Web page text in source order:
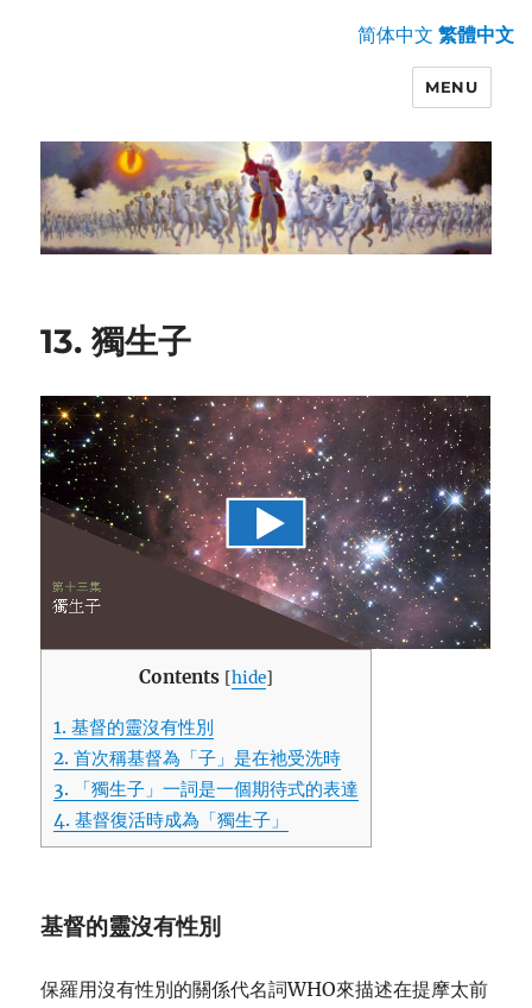
MENU
13. 獨生子
Contents [hide
1. 基督的靈沒有性別
2. 首次稱基督為「子」是在祂受洗時
3. 「獨生子」一詞是一個期待式的表達
4. 基督復活時成為「獨生子」
基督的靈沒有性別
保羅用沒有性別的關係代名詞WHO來描述在提摩太前
简体中文 繁體中文